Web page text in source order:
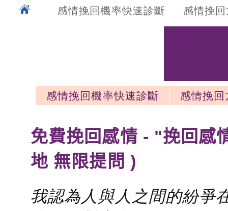
感情挽回機率快速診斷 感情挽
感情挽回機率快速診斷
感情挽
免費挽回感情 - "挽回感
地 無限提問 )
我認為人與人之間的紛爭